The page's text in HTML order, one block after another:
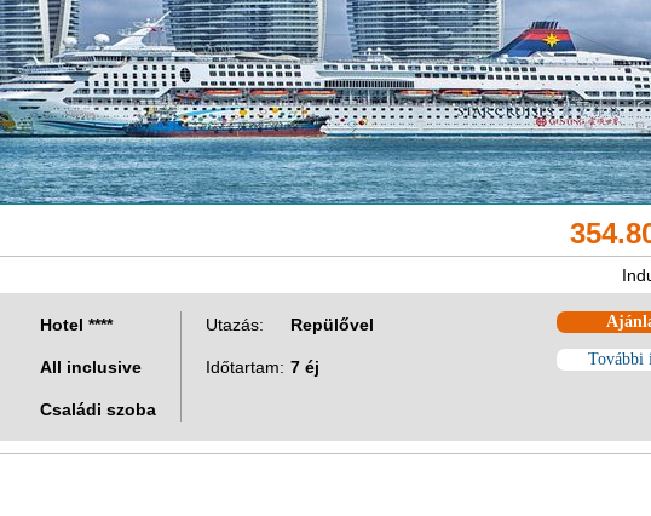
Hotel ****
All inclusive
Családi szoba
Utazás: Repülővel
Időtartam: 7 éj További